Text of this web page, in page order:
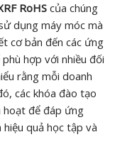
RoHScủa chúng
dụng máy móc mà
cơ bản đến các ứng
hợp với nhiều đối
rằng mỗi doanh
các khóa đào tạo
hoạt để đáp ứng
quả học tập và